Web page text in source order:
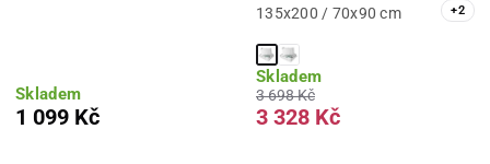
Skladem
1 099 Kč
135x200 / 70x90 cm +2
Skladem
3 698 Kč
3 328 Kč